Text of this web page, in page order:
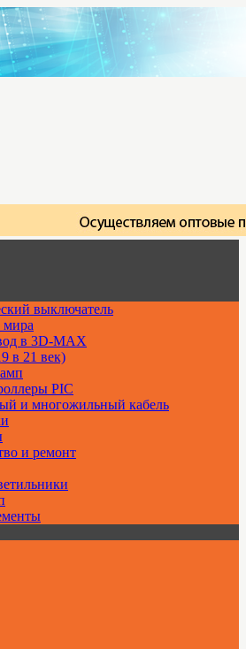
выключатель
мира
в 3D-MAX
в 21 век)
PIC
и многожильный кабель
и ремонт